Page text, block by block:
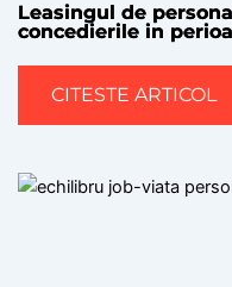
Leasingul de
concedierile in
CITESTE ARTICOL